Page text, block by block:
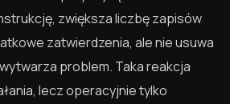
zwiększa liczbę zapisów
zatwierdzenia, ale nie usuwa
problem. Taka reakcja
lecz operacyjnie tylko